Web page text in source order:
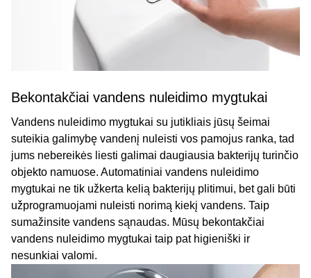
Bekontakčiai vandens nuleidimo mygtukai
Vandens nuleidimo mygtukai su jutikliais jūsų šeimai
suteikia galimybę vandenį nuleisti vos pamojus ranka, tad
jums nebereikės liesti galimai daugiausia bakterijų turinčio
objekto namuose. Automatiniai vandens nuleidimo
mygtukai ne tik užkerta kelią bakterijų plitimui, bet gali būti
užprogramuojami nuleisti norimą kiekį vandens. Taip
sumažinsite vandens sąnaudas. Mūsų bekontakčiai
vandens nuleidimo mygtukai taip pat higieniški ir
nesunkiai valomi.